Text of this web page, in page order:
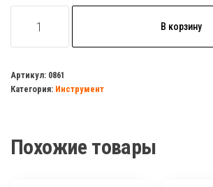
товара
канатный
ф6мм
В корзину
Артикул: 0861
Категория: Инструмент
Похожие товары